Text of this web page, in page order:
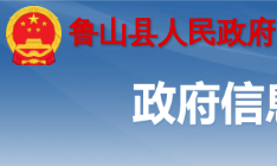
鲁山县人民政府